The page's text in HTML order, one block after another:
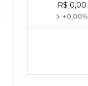
R$ 0,00
+0,00%